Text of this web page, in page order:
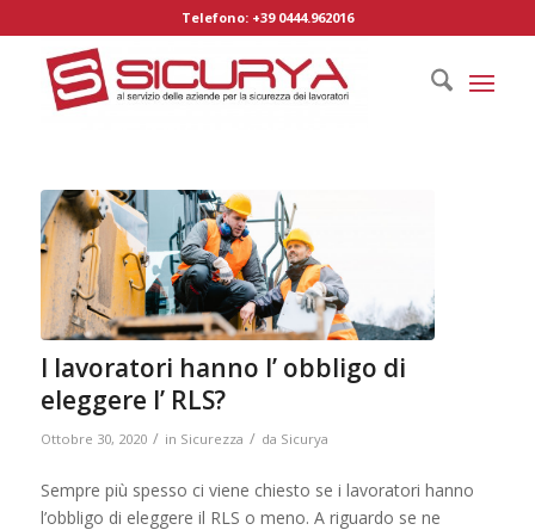
Telefono: +39 0444.962016
I lavoratori hanno l’ obbligo di
eleggere l’ RLS?
Ottobre 30, 2020 / in Sicurezza / da Sicurya
Sempre più spesso ci viene chiesto se i lavoratori hanno
l’obbligo di eleggere il RLS o meno. A riguardo se ne